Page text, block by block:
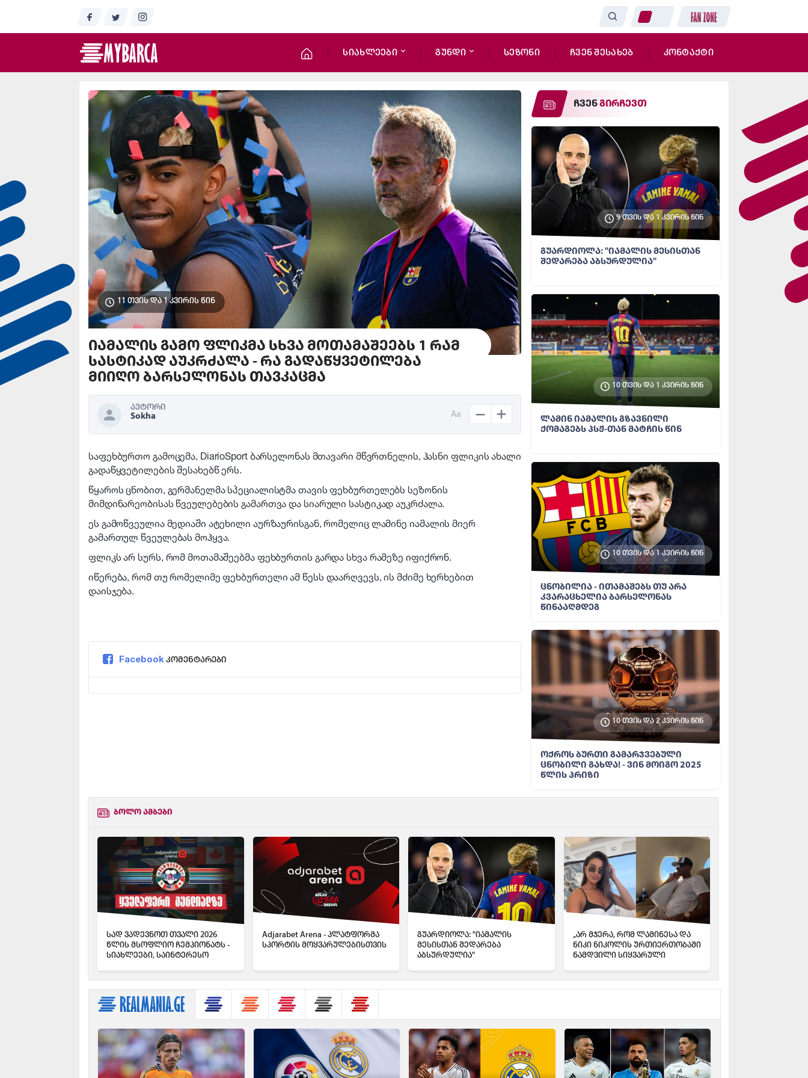
სიახლეები გუნდი სეზონი ჩვენ შესახებ კონტაქტი
11 თვის და 1 კვირის წინ
იამალის გამო ფლიკმა სხვა მოთამაშეებს 1 რამ
სასტიკად აუკრძალა - რა გადაწყვეტილება
მიიღო ბარსელონას თავკაცმა
ავტორი
Sokha
Aa
საფეხბურთო გამოცემა, DiarioSport ბარსელონას მთავარი მწვრთნელის, ჰასნი ფლიკის ახალი
გადაწყვეტილების შესახებწ ერს.
წყაროს ცნობით, გერმანელმა სპეციალისტმა თავის ფეხბურთელებს სეზონის
მიმდინარეობისას წვეულებების გამართვა და სიარული სასტიკად აუკრძალა.
ეს გამოწვეულია მედიაში ატეხილი აურზაურისგან, რომელიც ლამინე იამალის მიერ
გამართულ წვეულებას მოჰყვა.
ფლიკს არ სურს, რომ მოთამაშეებმა ფეხბურთის გარდა სხვა რამეზე იფიქრონ.
იწერება, რომ თუ რომელიმე ფეხბურთელი ამ წესს დაარღვევს, ის მძიმე ხერხებით
დაისჯება.
Facebook კომენტარები
ჩვენგირჩევთ
9 თვის და 1 კვირის წინ
გუარდიოლა: "იამალის მესისთან
შედარება აბსურდულია"
10 თვის და 1 კვირის წინ
ლამინ იამალის გზავნილი
ქომაგებს პსჟ-თან მატჩის წინ
10 თვის და 1 კვირის წინ
ცნობილია - ითამაშებს თუ არა
კვარაცხელია ბარსელონას
წინააღმდეგ
10 თვის და 2 კვირის წინ
ოქროს ბურთი გამარჯვებული
ცნობილი გახდა! - ვინ მოიგო 2025
წლის პრიზი
ბოლო ამბები
სად ვადევნოთ თვალი 2026
წლის მსოფლიო ჩემპიონატს -
სიახლეები, საინტერესო
Adjarabet Arena - პლატფორმა
სპორტის მოყვარულებისთვის
გუარდიოლა: "იამალის
მესისთან შედარება
აბსურდულია"
„არ მჯერა, რომ ლამინესა და
ნიკი ნიკოლის ურთიერთობაში
ნამდვილი სიყვარული
REALMANIA.GE